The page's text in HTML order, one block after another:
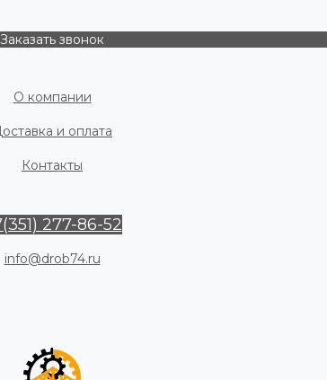
Заказать звонок
О компании
и оплата
Контакты
277-86-52
info@drob74.ru